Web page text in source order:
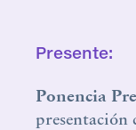
Presente:
Ponencia
presentación